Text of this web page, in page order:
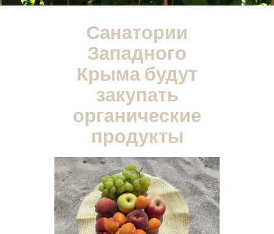
Санатории
Западного
Крыма будут
закупать
органические
продукты